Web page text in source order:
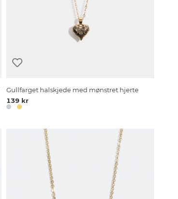
Gullfarget halskjede med mønstret hjerte
139 kr